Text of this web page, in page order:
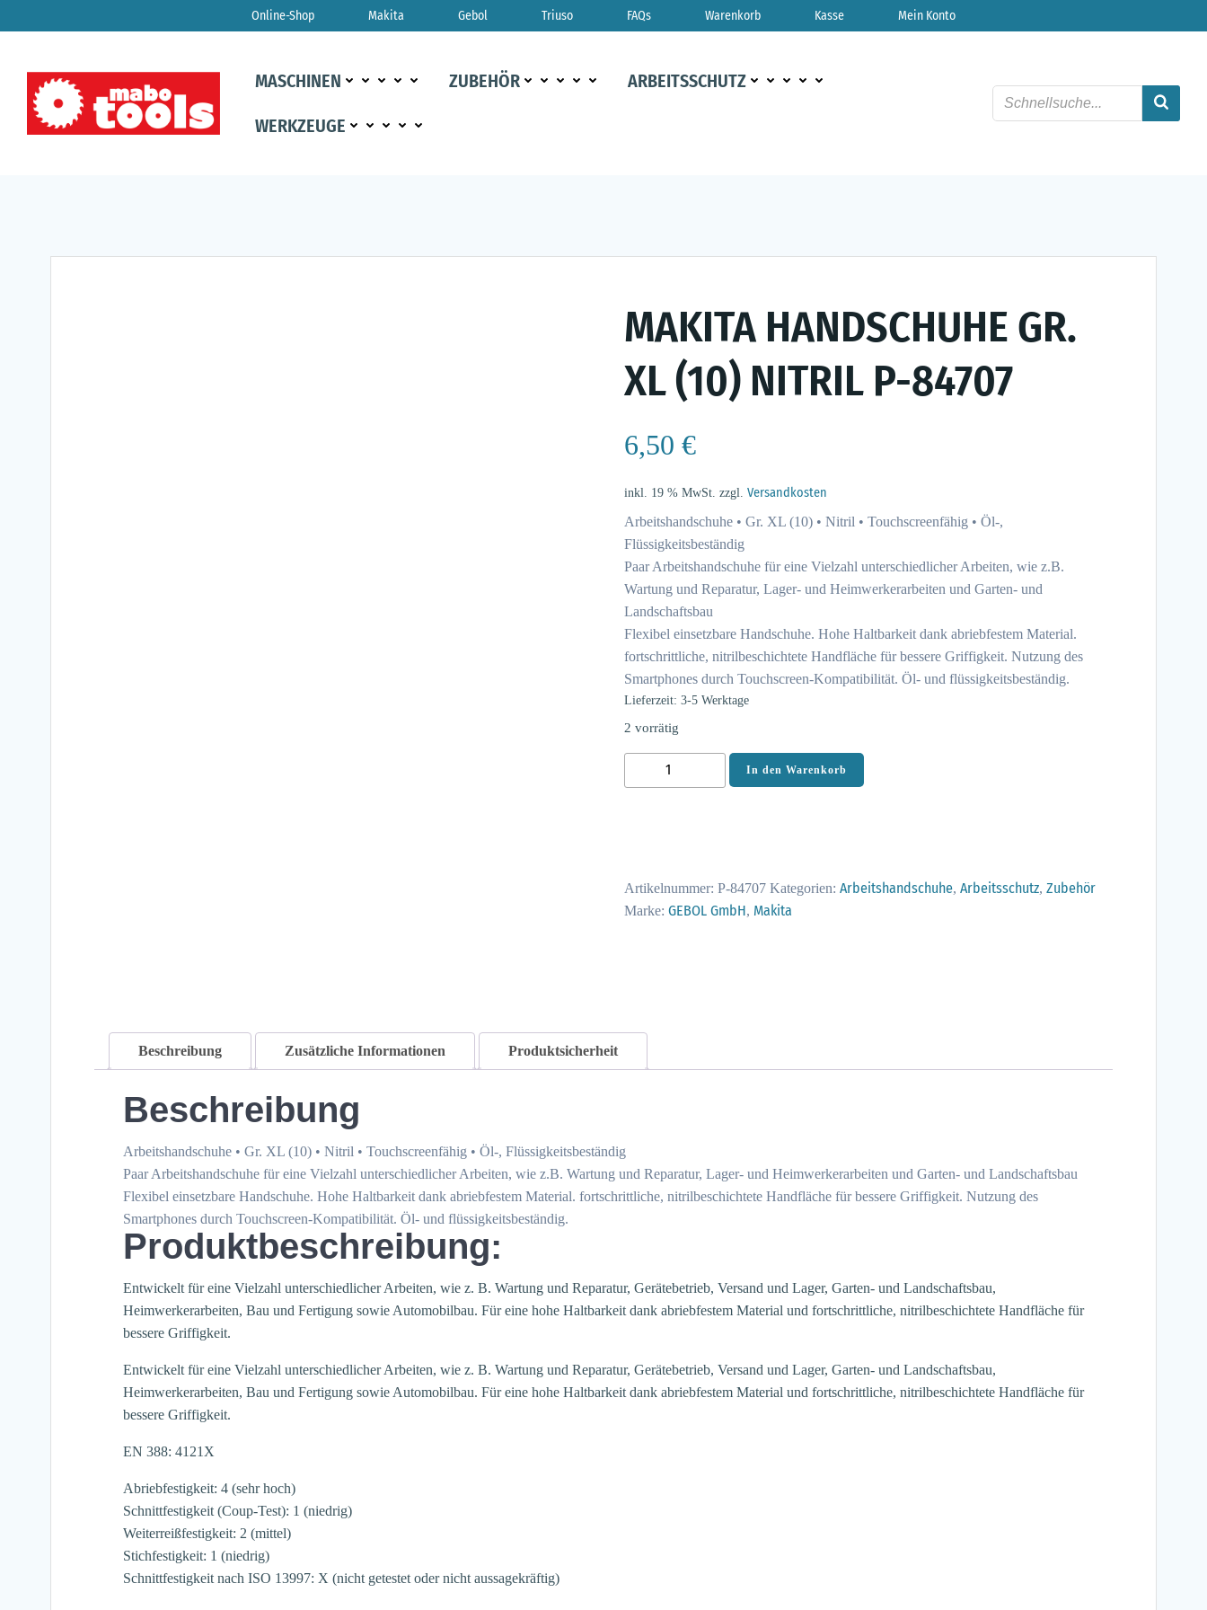
Inhalt
Online-Shop Makita Gebol Triuso FAQs Warenkorb Kasse Mein Konto
MASCHINEN ZUBEHÖR ARBEITSSCHUTZ
WERKZEUGE
MAKITA HANDSCHUHE GR.
XL (10) NITRIL P-84707
6,50 €
inkl. 19 % MwSt. zzgl. Versandkosten
Arbeitshandschuhe • Gr. XL (10) • Nitril • Touchscreenfähig • Öl-,
Flüssigkeitsbeständig
Paar Arbeitshandschuhe für eine Vielzahl unterschiedlicher Arbeiten, wie z.B.
Wartung und Reparatur, Lager- und Heimwerkerarbeiten und Garten- und
Landschaftsbau
Flexibel einsetzbare Handschuhe. Hohe Haltbarkeit dank abriebfestem Material.
fortschrittliche, nitrilbeschichtete Handfläche für bessere Griffigkeit. Nutzung des
Smartphones durch Touchscreen-Kompatibilität. Öl- und flüssigkeitsbeständig.
Lieferzeit: 3-5 Werktage
2 vorrätig
Handschuhe
P-
84707
In den Warenkorb
Artikelnummer: P-84707 Kategorien: Arbeitshandschuhe, Arbeitsschutz, Zubehör
Marke: GEBOL GmbH, Makita
Beschreibung Zusätzliche Informationen Produktsicherheit
Beschreibung
Arbeitshandschuhe • Gr. XL (10) • Nitril • Touchscreenfähig • Öl-, Flüssigkeitsbeständig
Paar Arbeitshandschuhe für eine Vielzahl unterschiedlicher Arbeiten, wie z.B. Wartung und Reparatur, Lager- und Heimwerkerarbeiten und Garten- und Landschaftsbau
Flexibel einsetzbare Handschuhe. Hohe Haltbarkeit dank abriebfestem Material. fortschrittliche, nitrilbeschichtete Handfläche für bessere Griffigkeit. Nutzung des
Smartphones durch Touchscreen-Kompatibilität. Öl- und flüssigkeitsbeständig.
Produktbeschreibung:
Entwickelt für eine Vielzahl unterschiedlicher Arbeiten, wie z. B. Wartung und Reparatur, Gerätebetrieb, Versand und Lager, Garten- und Landschaftsbau,
Heimwerkerarbeiten, Bau und Fertigung sowie Automobilbau. Für eine hohe Haltbarkeit dank abriebfestem Material und fortschrittliche, nitrilbeschichtete Handfläche für
bessere Griffigkeit.
Entwickelt für eine Vielzahl unterschiedlicher Arbeiten, wie z. B. Wartung und Reparatur, Gerätebetrieb, Versand und Lager, Garten- und Landschaftsbau,
Heimwerkerarbeiten, Bau und Fertigung sowie Automobilbau. Für eine hohe Haltbarkeit dank abriebfestem Material und fortschrittliche, nitrilbeschichtete Handfläche für
bessere Griffigkeit.
EN 388: 4121X
Abriebfestigkeit: 4 (sehr hoch)
Schnittfestigkeit (Coup-Test): 1 (niedrig)
Weiterreißfestigkeit: 2 (mittel)
Stichfestigkeit: 1 (niedrig)
Schnittfestigkeit nach ISO 13997: X (nicht getestet oder nicht aussagekräftig)